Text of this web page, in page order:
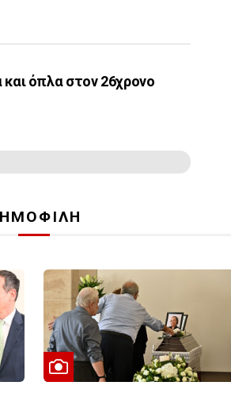
όπλα στον 26χρονο